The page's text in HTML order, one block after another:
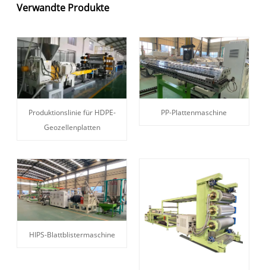
Verwandte Produkte
Produktionslinie für HDPE-
Geozellenplatten
PP-Plattenmaschine
HIPS-Blattblistermaschine